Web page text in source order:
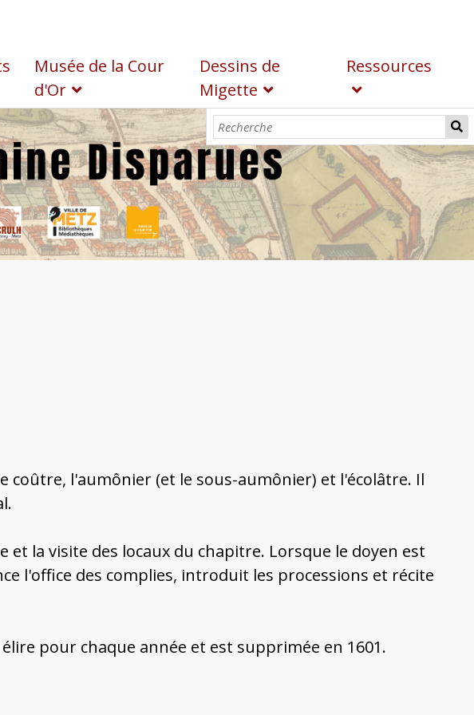
Musée de la Cour
d'Or
Dessins de
Migette
Ressources
coûtre, l'aumônier (et le sous-aumônier) et l'écolâtre. Il
la visite des locaux du chapitre. Lorsque le doyen est
l'office des complies, introduit les processions et récite
pour chaque année et est supprimée en 1601.